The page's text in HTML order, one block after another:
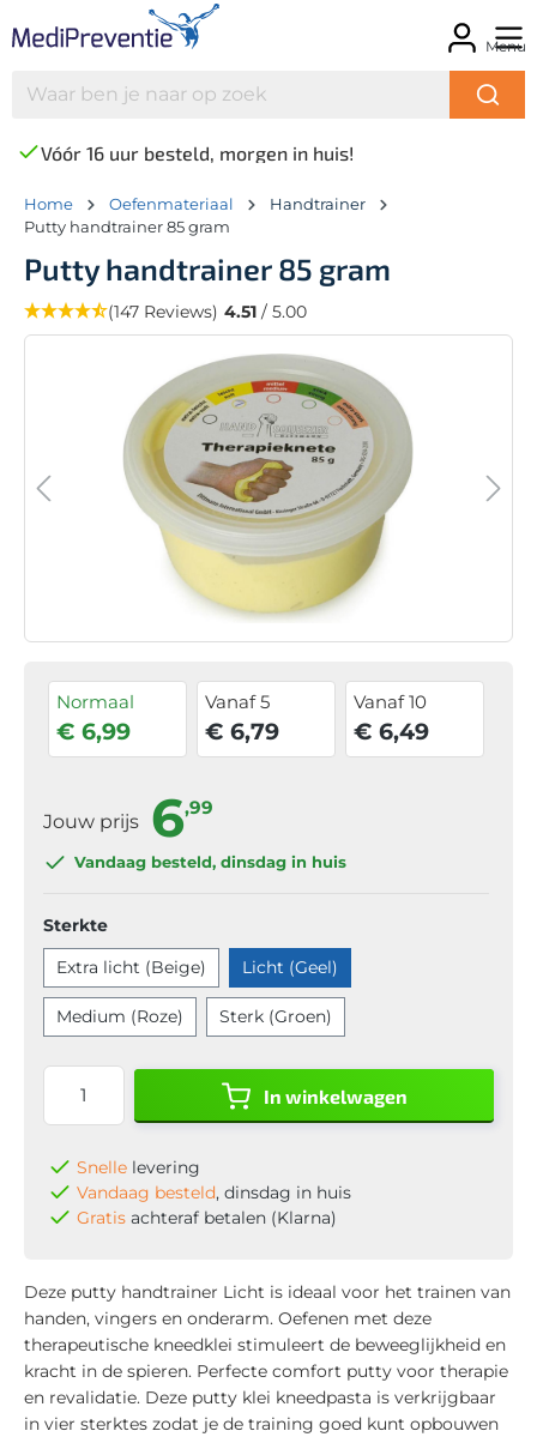
Menu
Vóór 16 uur besteld, morgen in huis!
Home Oefenmateriaal
Handtrainer
Putty handtrainer 85 gram
Putty handtrainer 85 gram
(147 Reviews) 4.51 / 5.00
Normaal
€ 6,99
Vanaf 5
€ 6,79
Vanaf 10
€ 6,49
Jouw prijs 6,99
Vandaag besteld, dinsdag in huis
Sterkte
Extra licht (Beige)
Licht (Geel)
Medium (Roze) Sterk (Groen)
In winkelwagen
Snelle levering
Vandaag besteld, dinsdag in huis
Gratis achteraf betalen (Klarna)
Deze putty handtrainer Licht is ideaal voor het trainen van
handen, vingers en onderarm. Oefenen met deze
therapeutische kneedklei stimuleert de beweeglijkheid en
kracht in de spieren. Perfecte comfort putty voor therapie
en revalidatie. Deze putty klei kneedpasta is verkrijgbaar
in vier sterktes zodat je de training goed kunt opbouwen